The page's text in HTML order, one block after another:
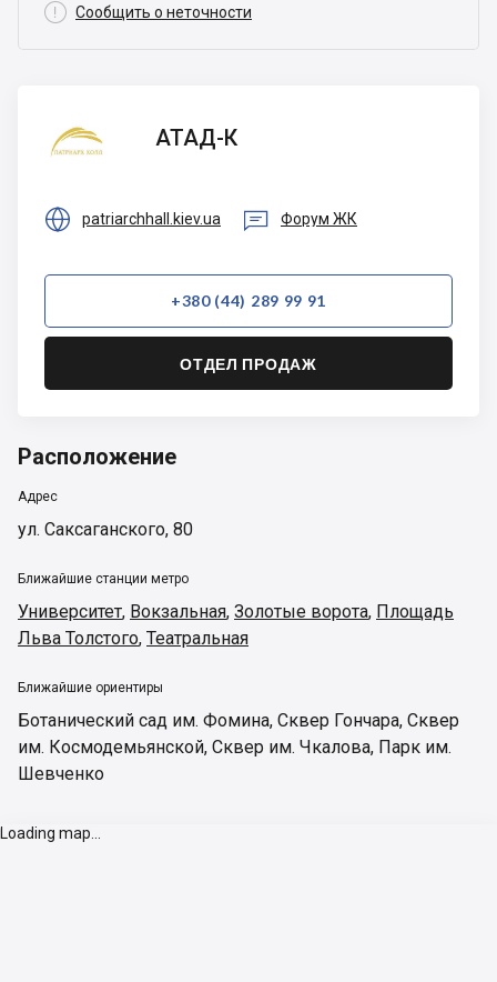
 Сообщить о неточности
АТАД-К
АТАД-К
 patriarchhall.kiev.ua  Форум ЖК
+380 (44) 289 99 91
ОТДЕЛ ПРОДАЖ
Расположение
Адрес
ул. Саксаганского, 80
Ближайшие станции метро
Университет, Вокзальная, Золотые ворота, Площадь
Льва Толстого, Театральная
Ближайшие ориентиры
Ботанический сад им. Фомина, Сквер Гончара, Сквер
им. Космодемьянской, Сквер им. Чкалова, Парк им.
Шевченко
Loading map...